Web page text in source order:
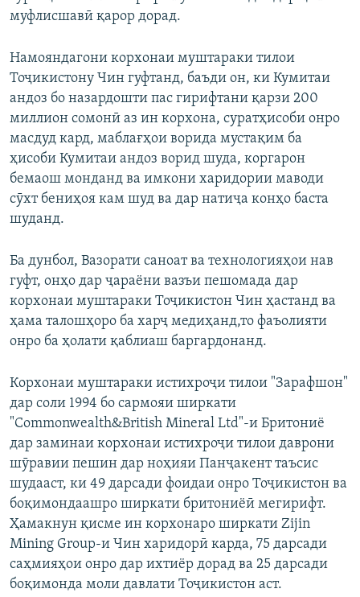
муфлисшавӣ қарор дорад.
Намояндагони корхонаи муштараки тилои
Тоҷикистону Чин гуфтанд, баъди он, ки Кумитаи
андоз бо назардошти пас гирифтани қарзи 200
миллион сомонӣ аз ин корхона, суратҳисоби онро
масдуд кард, маблағҳои ворида мустақим ба
ҳисоби Кумитаи андоз ворид шуда, коргарон
бемаош монданд ва имкони харидории маводи
сӯхт бениҳоя кам шуд ва дар натиҷа конҳо баста
шуданд.
Ба дунбол, Вазорати саноат ва технологияҳои нав
гуфт, онҳо дар ҷараёни вазъи пешомада дар
корхонаи муштараки Тоҷикистон Чин ҳастанд ва
ҳама талошҳоро ба харҷ медиҳанд,то фаъолияти
онро ба ҳолати қаблиаш баргардонанд.
Корхонаи муштараки истихроҷи тилои "Зарафшон"
дар соли 1994 бо сармояи ширкати
"Commonwealth&British Mineral Ltd"-и Бритониё
дар заминаи корхонаи истихроҷи тилои даврони
шӯравии пешин дар ноҳияи Панҷакент таъсис
шудааст, ки 49 дарсади фоидаи онро Тоҷикистон ва
боқимондаашро ширкати бритониёӣ мегирифт.
Ҳамакнун қисме ин корхонаро ширкати Zijin
Mining Group-и Чин харидорӣ карда, 75 дарсади
саҳмияҳои онро дар ихтиёр дорад ва 25 дарсади
боқимонда моли давлати Тоҷикистон аст.